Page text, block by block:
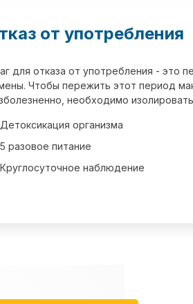
от употребления
для отказа от употребления - это
Чтобы пережить этот период
необходимо
Детоксикация организма
5 разовое питание
Круглосуточное наблюдение